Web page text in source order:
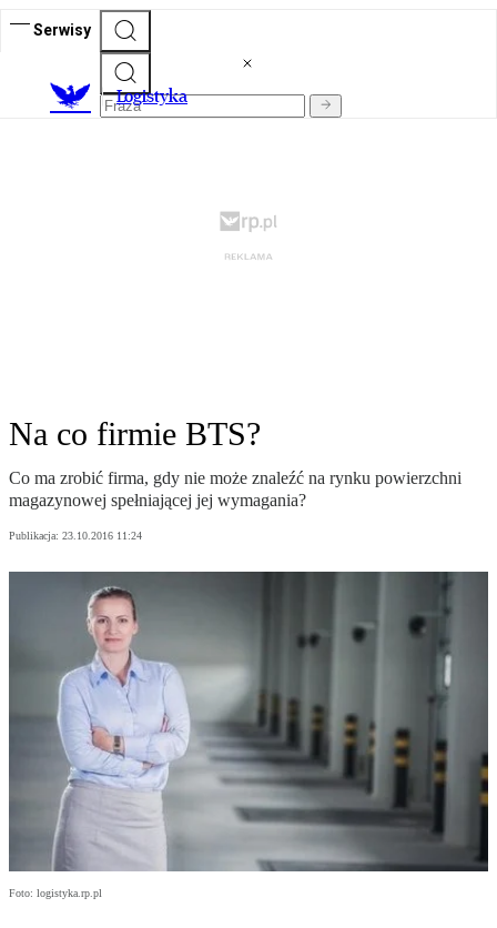
Serwisy
Logistyka
Na co firmie BTS?
Co ma zrobić firma, gdy nie może znaleźć na rynku powierzchni
magazynowej spełniającej jej wymagania?
Publikacja: 23.10.2016 11:24
Foto: logistyka.rp.pl